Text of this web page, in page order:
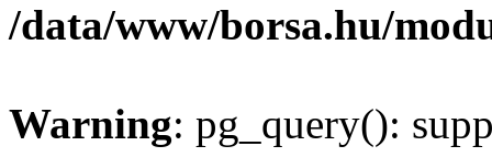
/data/www/borsa.hu/
Warning: pg_query():